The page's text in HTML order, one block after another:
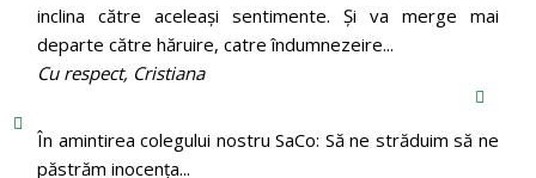
inclina către aceleași sentimente. Și va merge mai
departe către hăruire, catre îndumnezeire...
Cu respect, Cristiana
În amintirea colegului nostru SaCo: Să ne străduim să ne
păstrăm inocenţa...